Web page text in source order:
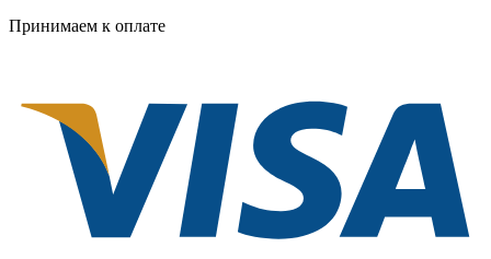
Принимаем к оплате